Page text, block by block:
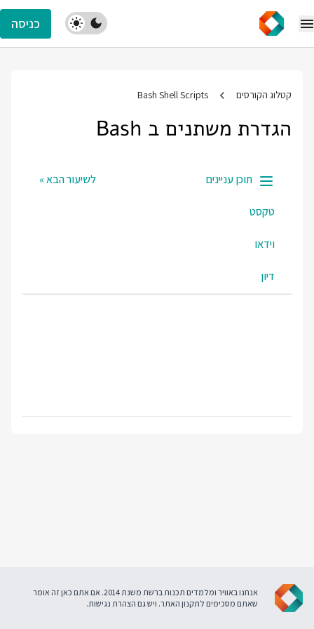
כניסה
קטלוג הקורסים Bash Shell Scripts
הגדרת משתנים ב Bash
תוכן עניינים
טקסט
וידאו
דיון
לשיעור הבא »
אנחנו באוויר ומלמדים תכנות ברשת משנת 2014. אם אתם כאן זה אומר
שאתם מסכימים לתקנון האתר. ויש גם הצהרת נגישות.